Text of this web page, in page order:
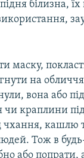
білизна, їх
маску,
на
вона або
краплини
чхання, кашлю
Тож в
або